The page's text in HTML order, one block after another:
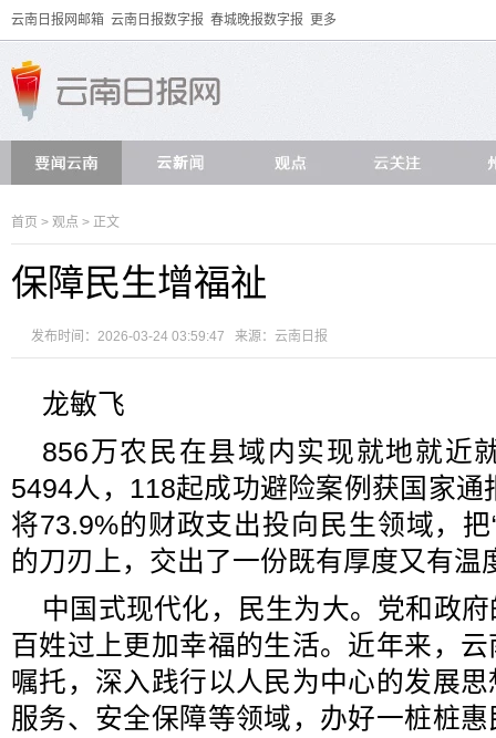
云南日报网邮箱 云南日报数字报 春城晚报数字报 更多
首页 > 观点 > 正文
保障民生增福祉
发布时间：2026-03-24 03:59:47 来源： 云南日报
龙敏飞
856万农民在县域内实现就地就近
5494人，118起成功避险案例获国家
将73.9%的财政支出投向民生领域，
的刀刃上，交出了一份既有厚度又有温
中国式现代化，民生为大。党和政
百姓过上更加幸福的生活。近年来，
嘱托，深入践行以人民为中心的发展
服务、安全保障等领域，办好一桩桩